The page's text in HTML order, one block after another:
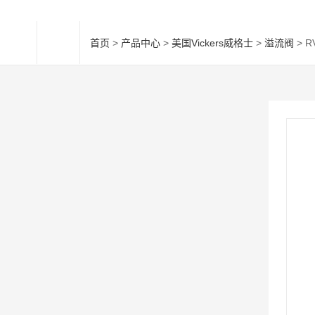
首页 > 产品中心 > 美国Vickers威格士 > 溢流阀 >